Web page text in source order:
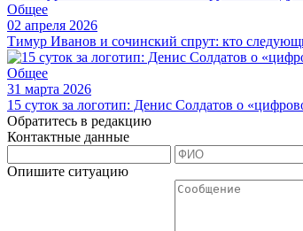
Общее
02 апреля 2026
Тимур Иванов и сочинский спрут: кто
Общее
31 марта 2026
15 суток за логотип: Денис Солдатов о
Обратитесь в редакцию
Контактные данные
Опишите ситуацию